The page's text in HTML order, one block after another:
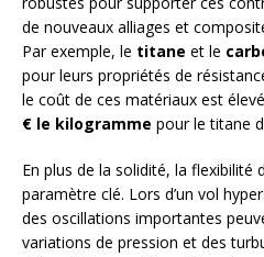
de nouveaux alliages et
Par exemple, le titane et le
pour leurs propriétés de
le coût de ces matériaux est
€ le kilogramme pour le titane
En plus de la solidité, la flexibilité
paramètre clé. Lors d’un vol
des oscillations importantes
variations de pression et des